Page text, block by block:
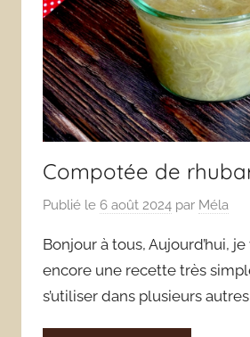
Compotée de
Publié le 6 août 2024 par Méla
Bonjour à tous, Aujourd’hui,
encore une recette très
s’utiliser dans plusieurs